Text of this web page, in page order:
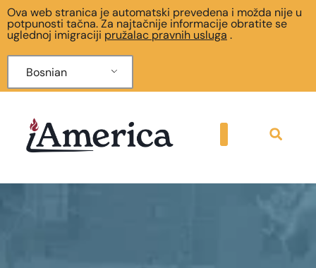
Ova web stranica je automatski prevedena i možda nije u
potpunosti tačna. Za najtačnije informacije obratite se
uglednoj imigraciji pružalac pravnih usluga .
Bosnian